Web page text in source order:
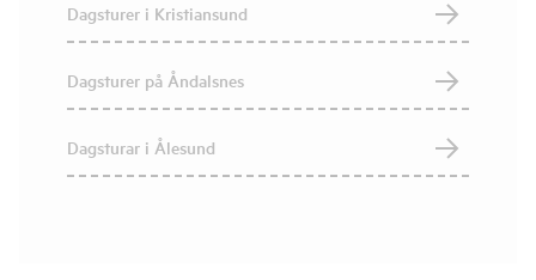
Dagsturer i Kristiansund
Dagsturer på Åndalsnes
Dagsturar i Ålesund